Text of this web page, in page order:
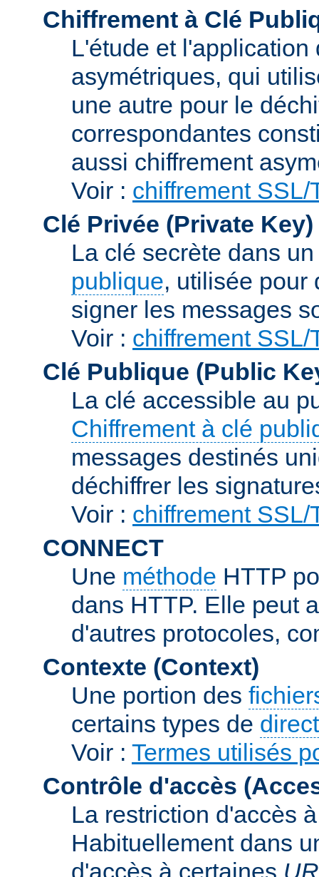
Chiffrement à Clé
L'étude et
asymétriques, qui
une autre pour le
correspondantes
aussi chiffrement
Voir : chiffrement SSL/
Clé Privée (Private Key)
La clé secrète dans
publique, utilisée pour
signer les messages
Voir : chiffrement SSL/
Clé Publique (Public
La clé accessible au
Chiffrement à clé
messages destinés
déchiffrer les
Voir : chiffrement SSL/
CONNECT
Une méthode HTTP
dans HTTP. Elle peut
d'autres protocoles,
Contexte (Context)
Une portion des
certains types de
Voir : Termes utilisés
Contrôle d'accès
La restriction d'accès
Habituellement dans
d'accès à certaines